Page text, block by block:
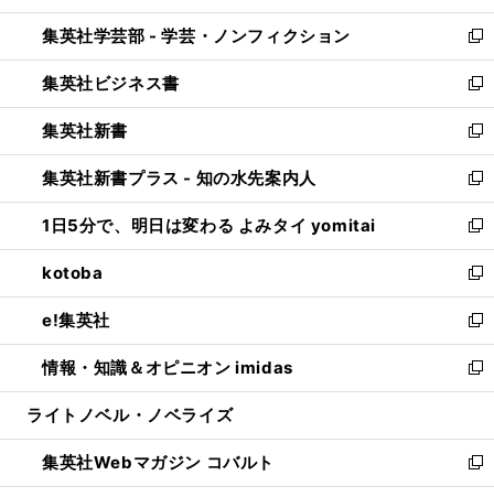
開
く
ウ
で
開
く
ン
ド
ウ
で
開
く
ウ
ィ
ン
ド
ウ
で
開
く
集英社学芸部 - 学芸・ノンフィクション
新
し
い
ウ
ィ
ン
ド
ウ
で
開
く
集英社ビジネス書
新
し
い
ウ
ィ
ン
ド
ウ
で
開
く
集英社新書
新
し
い
ウ
ィ
ン
ド
ウ
で
開
く
集英社新書プラス - 知の水先案内人
新
し
い
ウ
ィ
ン
ド
ウ
で
開
1日5分で、明日は変わる よみタイ yomitai
新
し
い
ウ
ィ
ン
ド
ウ
開
く
kotoba
新
し
い
ウ
ィ
ン
ウ
で
開
e!集英社
新
し
い
ウ
ン
ド
ウ
情報・知識＆オピニオン imidas
新
し
ウ
ィ
ン
ライトノベル・ノベライズ
集英社Webマガジン コバルト
新
し